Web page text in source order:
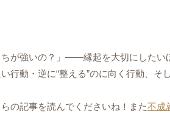
ちが強いの？」――縁起を大切にしたい
行動・逆に“整える”のに向く行動、そ
の記事を読んでくださいね！また不成